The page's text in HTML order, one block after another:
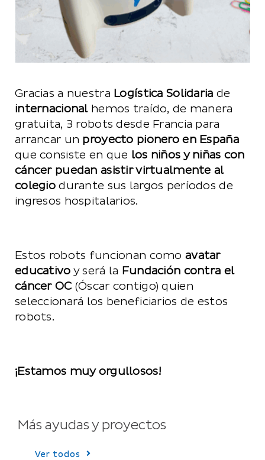
Gracias a nuestra Logística Solidaria de
internacionalhemos traído, de manera
gratuita, 3 robots desde Francia para
arrancar un proyecto pionero en España
que consiste en que los niños y niñas con
cáncer puedan asistir virtualmente al
colegio durante sus largos períodos de
ingresos hospitalarios.
Estos robots funcionan como avatar
educativo y será la Fundación contra el
cáncer OC(Óscar contigo) quien
seleccionará los beneficiarios de estos
robots.
¡Estamos muy orgullosos!
Más ayudas y proyectos
Ver todos